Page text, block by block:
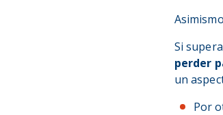
Si
perder
un
Por